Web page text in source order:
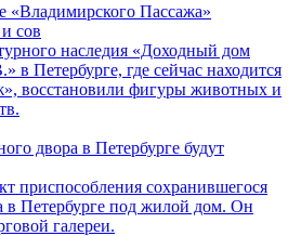
«Владимирского Пассажа»
сов
наследия «Доходный дом
в Петербурге, где сейчас находится
восстановили фигуры животных и
двора в Петербурге будут
приспособления сохранившегося
в Петербурге под жилой дом. Он
галереи.